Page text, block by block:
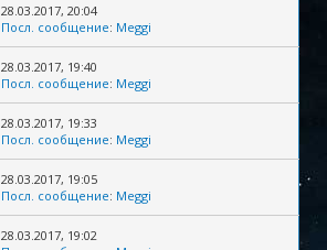
28.03.2017, 20:04
Посл. сообщение: Meggi
28.03.2017, 19:40
Посл. сообщение: Meggi
28.03.2017, 19:33
Посл. сообщение: Meggi
28.03.2017, 19:05
Посл. сообщение: Meggi
28.03.2017, 19:02